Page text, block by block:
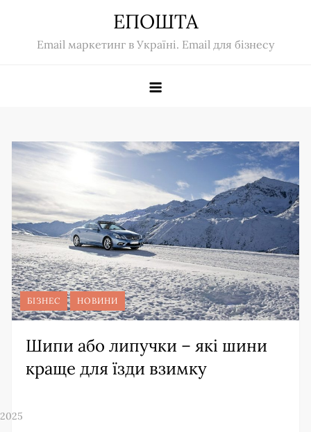
content
ЕПОШТА
Email маркетинг в Україні. Email для бізнесу
БІЗНЕС НОВИНИ
Шипи або липучки – які шини
краще для їзди взимку